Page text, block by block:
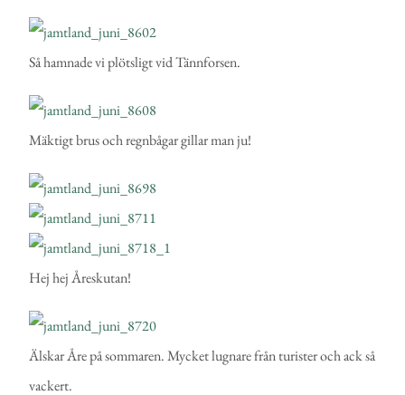
Så hamnade vi plötsligt vid Tännforsen.
Mäktigt brus och regnbågar gillar man ju!
Hej hej Åreskutan!
Älskar Åre på sommaren. Mycket lugnare från turister och ack så
vackert.